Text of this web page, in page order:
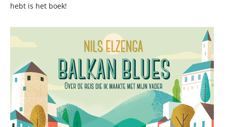
hebt is het boek!